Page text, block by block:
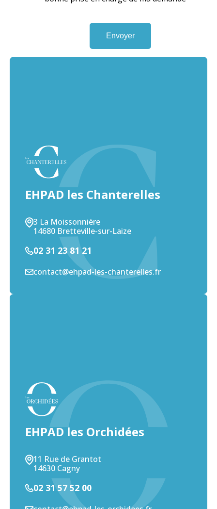
EHPAD les Chanterelles
3 La Moissonnière
14680 Bretteville-sur-Laize
02 31 23 81 21
contact@ehpad-les-chanterelles.fr
EHPAD les Orchidées
11 Rue de Grantot
14630 Cagny
02 31 57 52 00